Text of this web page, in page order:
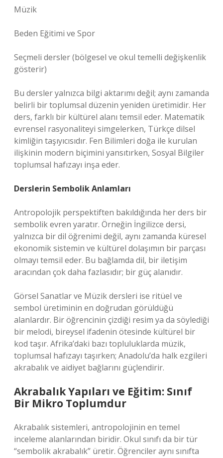
Müzik
Beden Eğitimi ve Spor
Seçmeli dersler (bölgesel ve okul temelli değişkenlik
gösterir)
Bu dersler yalnızca bilgi aktarımı değil; aynı zamanda
belirli bir toplumsal düzenin yeniden üretimidir. Her
ders, farklı bir kültürel alanı temsil eder. Matematik
evrensel rasyonaliteyi simgelerken, Türkçe dilsel
kimliğin taşıyıcısıdır. Fen Bilimleri doğa ile kurulan
ilişkinin modern biçimini yansıtırken, Sosyal Bilgiler
toplumsal hafızayı inşa eder.
Derslerin Sembolik Anlamları
Antropolojik perspektiften bakıldığında her ders bir
sembolik evren yaratır. Örneğin İngilizce dersi,
yalnızca bir dil öğrenimi değil, aynı zamanda küresel
ekonomik sistemin ve kültürel dolaşımın bir parçası
olmayı temsil eder. Bu bağlamda dil, bir iletişim
aracından çok daha fazlasıdır; bir güç alanıdır.
Görsel Sanatlar ve Müzik dersleri ise ritüel ve
sembol üretiminin en doğrudan görüldüğü
alanlardır. Bir öğrencinin çizdiği resim ya da söylediği
bir melodi, bireysel ifadenin ötesinde kültürel bir
kod taşır. Afrika’daki bazı topluluklarda müzik,
toplumsal hafızayı taşırken; Anadolu’da halk ezgileri
akrabalık ve aidiyet bağlarını güçlendirir.
Akrabalık Yapıları ve Eğitim: Sınıf
Bir Mikro Toplumdur
Akrabalık sistemleri, antropolojinin en temel
inceleme alanlarından biridir. Okul sınıfı da bir tür
“sembolik akrabalık” üretir. Öğrenciler aynı sınıfta